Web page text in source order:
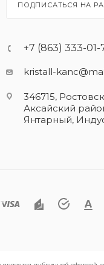
ПОДПИСАТЬСЯ НА
+7 (863) 333-01-
kristall-
346715,
Аксайский
Янтарный,